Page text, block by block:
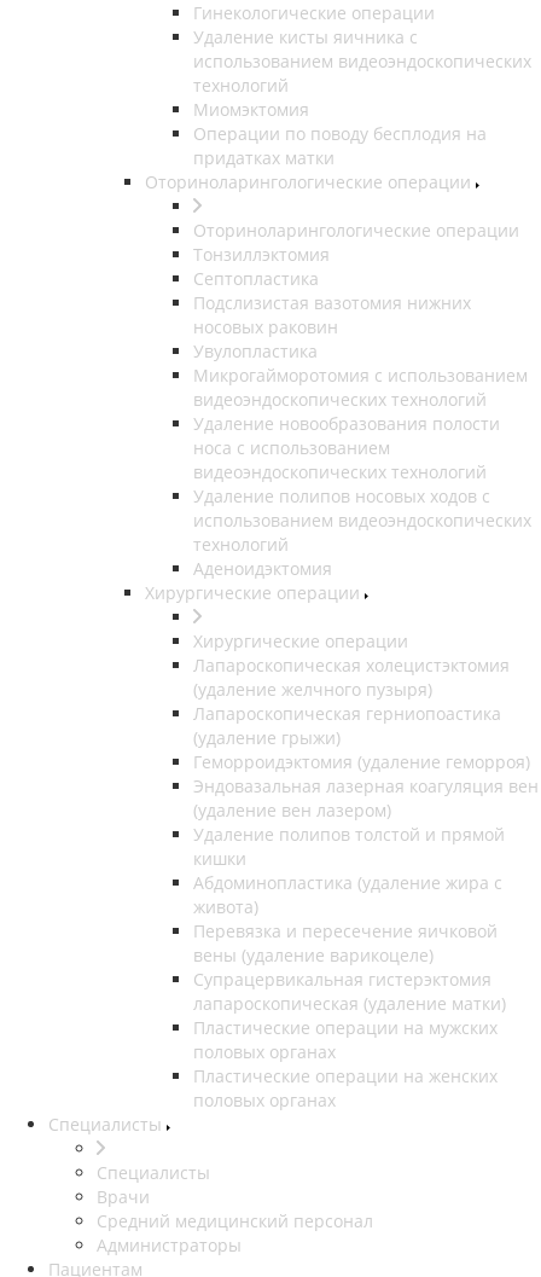
Гинекологические операции
Удаление кисты яичника с
использованием видеоэндоскопических
технологий
Миомэктомия
Операции по поводу бесплодия на
придатках матки
Оториноларингологические операции
Оториноларингологические операции
Тонзиллэктомия
Септопластика
Подслизистая вазотомия нижних
носовых раковин
Увулопластика
Микрогайморотомия с использованием
видеоэндоскопических технологий
Удаление новообразования полости
носа с использованием
видеоэндоскопических технологий
Удаление полипов носовых ходов с
использованием видеоэндоскопических
технологий
Аденоидэктомия
Хирургические операции
Хирургические операции
Лапароскопическая холецистэктомия
(удаление желчного пузыря)
Лапароскопическая герниопоастика
(удаление грыжи)
Геморроидэктомия (удаление геморроя)
Эндовазальная лазерная коагуляция вен
(удаление вен лазером)
Удаление полипов толстой и прямой
кишки
Абдоминопластика (удаление жира с
живота)
Перевязка и пересечение яичковой
вены (удаление варикоцеле)
Супрацервикальная гистерэктомия
лапароскопическая (удаление матки)
Пластические операции на мужских
половых органах
Пластические операции на женских
половых органах
Специалисты
Специалисты
Врачи
Средний медицинский персонал
Администраторы
Пациентам